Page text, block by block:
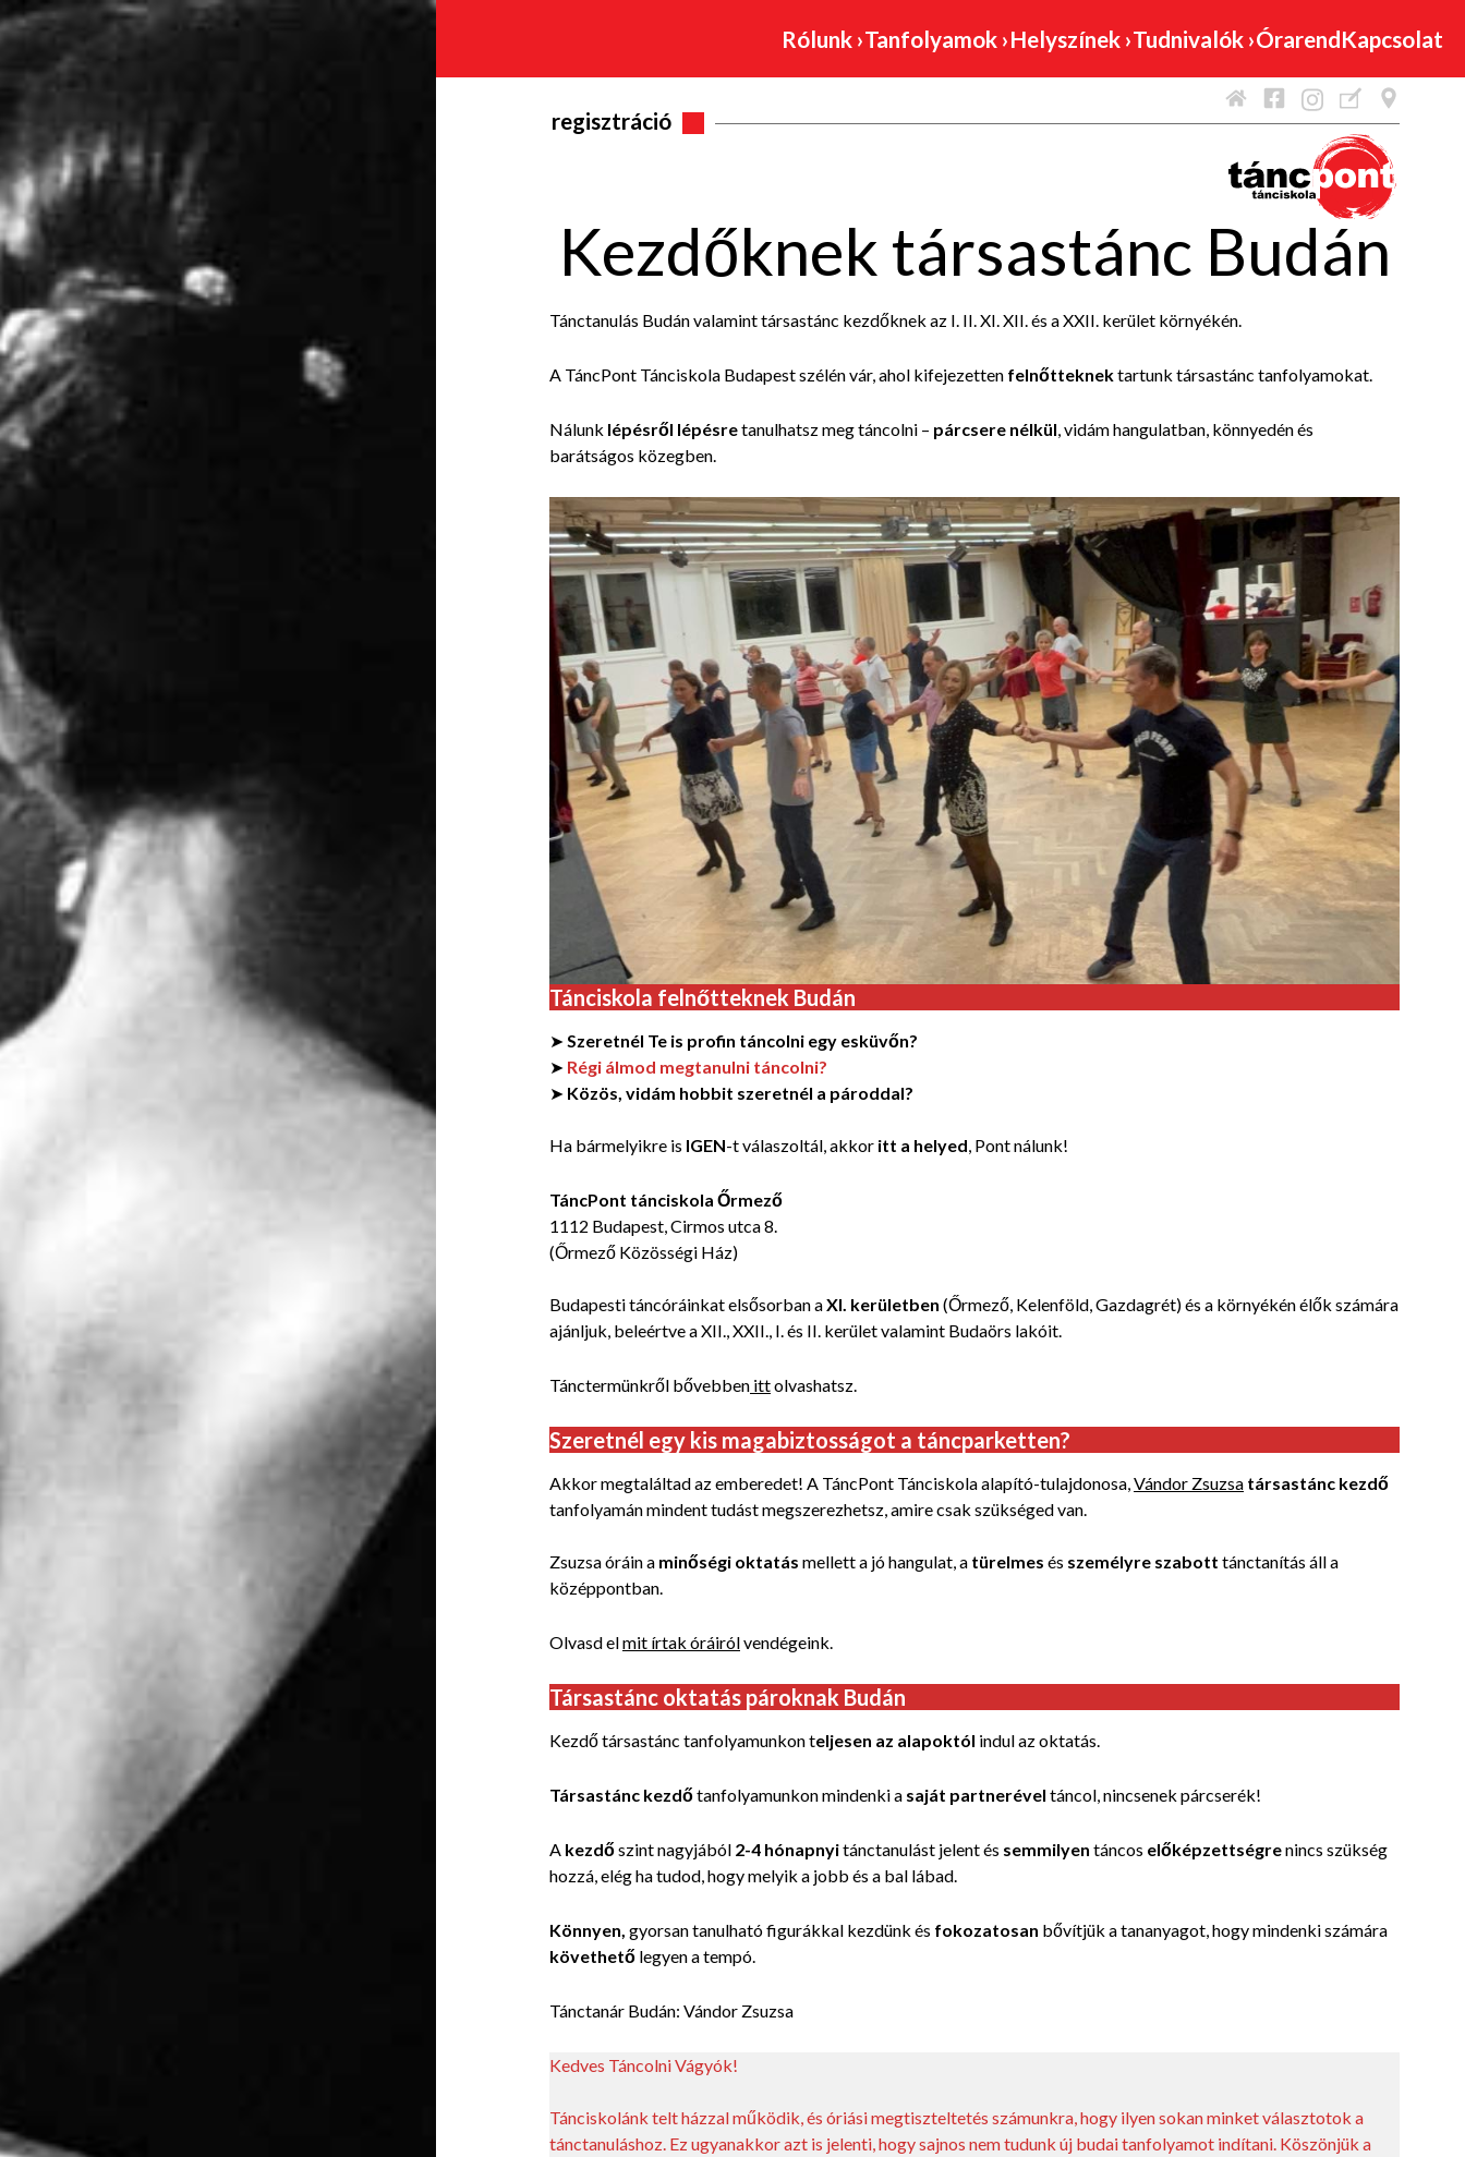
Rólunk ›Tanfolyamok ›Helyszínek ›Tudnivalók ›ÓrarendKapcsolat
regisztráció
Kezdőknek társastánc Budán
Tánctanulás Budán valamint társastánc kezdőknek az I. II. XI. XII. és a XXII. kerület környékén.
A TáncPont Tánciskola Budapestszélén vár, ahol kifejezetten felnőtteknektartunk társastánc tanfolyamokat.
Nálunk lépésről lépésretanulhatsz meg táncolni – párcsere nélkül, vidám hangulatban, könnyedén és
barátságos közegben.
Tánciskola felnőtteknek Budán
➤ Szeretnél Te is profin táncolni egy esküvőn?
➤ Régi álmod megtanulni táncolni?
➤ Közös, vidám hobbit szeretnél a pároddal?
Ha bármelyikre is IGEN-t válaszoltál, akkor itt a helyed , Pont nálunk!
TáncPont tánciskola Őrmező
1112 Budapest, Cirmos utca 8.
(Őrmező Közösségi Ház)
Budapesti táncóráinkat elsősorban aXI. kerületben (Őrmező, Kelenföld, Gazdagrét) és a környékén élők számára
ajánljuk, beleértve a XII., XXII., I. és II. kerület valamint Budaörs lakóit.
Tánctermünkről bővebben ittolvashatsz.
Szeretnél egy kis magabiztosságot a táncparketten?
Akkor megtaláltad az emberedet! A TáncPont Tánciskola alapító-tulajdonosa, Vándor Zsuzsa társastánc kezdő
tanfolyamánmindent tudást megszerezhetsz, amire csak szükséged van.
Zsuzsa óráin a minőségi oktatás mellett a jó hangulat, a türelmes és személyre szabott tánctanítás áll a
középpontban.
Olvasd elmit írtak óráirólvendégeink.
Társastánc oktatás pároknak Budán
Kezdő társastánc tanfolyamunkon teljesen az alapoktól indul az oktatás.
Társastánc kezdőtanfolyamunkon mindenki a saját partnerével táncol, nincsenek párcserék!
A kezdőszint nagyjából 2-4 hónapnyitánctanulást jelent és semmilyen táncos előképzettségrenincs szükség
hozzá, elég ha tudod, hogy melyik a jobb és a bal lábad.
Könnyen, gyorsan tanulható figurákkal kezdünk és fokozatosan bővítjük a tananyagot, hogy mindenki számára
követhető legyen a tempó.
Tánctanár Budán: Vándor Zsuzsa
Kedves Táncolni Vágyók!
Tánciskolánk telt házzal működik, és óriási megtiszteltetés számunkra, hogy ilyen sokan minket választotok a
tánctanuláshoz. Ez ugyanakkor azt is jelenti, hogy sajnos nem tudunk új budai tanfolyamot indítani. Köszönjük a